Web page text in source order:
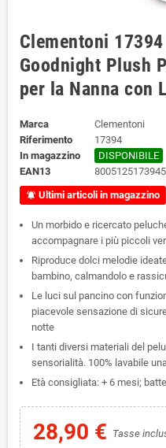
Clementoni
Goodnight Plush
per la Nanna con
Marca
Clementoni
Riferimento
17394
In magazzino
DISPONIBILE
EAN13
8005125173945
notifications_active Ultimi articoli in magazzino
Un morbido e ricercato
accompagnare i più piccoli
Riproduce dolci melodie
bambino, calmandolo e
Le luci sul pancino con
piacevole sensazione di
notte
I tanti diversi materiali del
sensorialità. 100% lavabile
Età consigliata: + 6 mesi;
28,90 € Tasse